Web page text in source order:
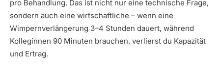
pro Behandlung. Das ist nicht nur eine technische Frage,
sondern auch eine wirtschaftliche – wenn eine
Wimpernverlängerung 3–4 Stunden dauert, während
Kolleginnen 90 Minuten brauchen, verlierst du Kapazität
und Ertrag.